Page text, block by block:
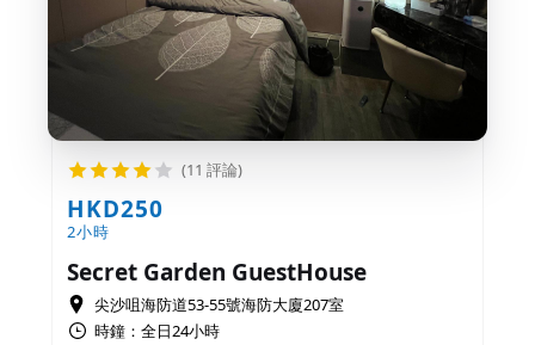
(11 評論)
HKD250
2小時
Secret Garden GuestHouse
尖沙咀海防道53-55號海防大廈207室
時鐘：全日24小時